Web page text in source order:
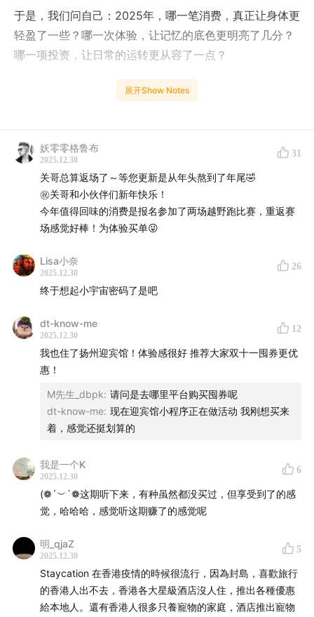
于是，我们问自己：2025年，哪一笔消费，真正让身体更
轻盈了一些？哪一次体验，让记忆的底色更明亮了几分？
哪一项投资，让日常的运转更从容了一点？
答案渐渐清晰：最值得的消费，从不是最昂贵的，而是那
这份清单里，没有冲动消费的后悔，只有精心选择后的笃
定。从一口干净的食物，到一夜安睡的远方；从一场家门
口的度假，到一件提升效率的利器——我们为这些“值得”
投票，因为它们共同指向同一个目标：用每一分钱，认真
这不仅是消费盘点，更是一份关于如何爱自己的生活实
证。愿你在这里，找到属于自己的那份“值得”。
⌛时间轴
关哥好物——体验至上，滋养身心
扬州迎宾馆：园林式酒店慢旅行，在「滋养身心」
的环境中真度假
满足营养需求
《挽救计划》：细腻、轻巧的英雄科幻，看完会有温
22:31 《五代十国全史》：用 222 万字重塑世界观，看乱
世感受当下幸福
大连 Staycation：省心不折腾，在本地海景房体验
展开Show Notes
妖零零格鲁布
2025.12.30
31
关哥总算返场了～等您更新是从年头熬到了年尾🤣
㊗️关哥和小伙伴们新年快乐！
今年值得回味的消费是报名参加了两场越野跑比赛，重返赛
场感觉好棒！为体验买单😜
Lisa小奈
2025.12.30
26
终于想起小宇宙密码了是吧
dt-know-me
2025.12.30
12
我也住了扬州迎宾馆！体验感很好 推荐大家双十一囤券更优
惠！
M先生_dbpk: 请问是去哪里平台购买囤券呢
dt-know-me: 现在迎宾馆小程序正在做活动 我刚想买来
着，感觉还挺划算的
我是一个K
2025.12.30
6
(❁´︶`❁这期听下来，有种虽然都没买过，但享受到了的感
觉，哈哈哈，感觉听这期赚了的感觉呢
明_qjaZ
2025.12.30
5
Staycation 在香港疫情的時候很流行，因為封島，喜歡旅行
的香港人出不去，香港各大星級酒店沒人住，推出各種優惠
給本地人。還有香港人很多只養寵物的家庭，酒店推出寵物